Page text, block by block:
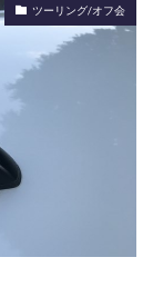
ツーリング/オフ会